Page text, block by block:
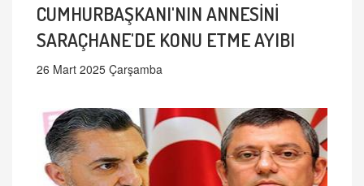
CUMHURBAŞKANI'NIN ANNESİNİ
SARAÇHANE'DE KONU ETME AYIBI
26 Mart 2025 Çarşamba